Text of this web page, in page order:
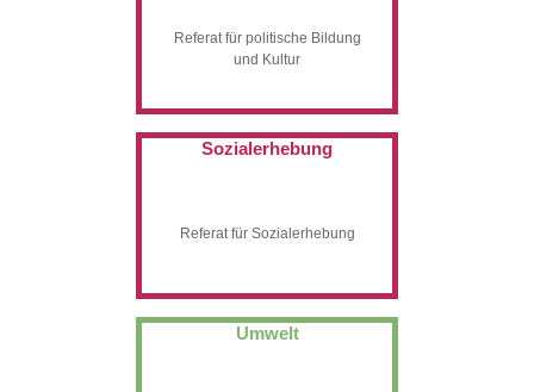
Referat für politische Bildung
und Kultur
Sozialerhebung
Referat für Sozialerhebung
Umwelt